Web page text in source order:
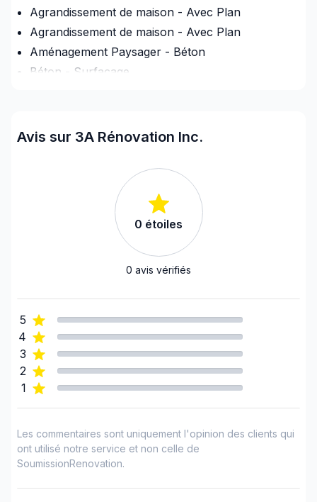
Agrandissement de maison - Avec Plan
Agrandissement de maison - Avec Plan
Aménagement Paysager - Béton
Béton - Surfacage
Drain Français
Excavation intérieure (eg: Vide sanitaire)
Infiltration - Fenêtre
Infiltration - Sous-sol
Infiltration - Toiture
Isolation - Entre-toît
Isolation - Extérieur
Rénovation Int. / Ext.
Rénovation Logement Locatif
Rénovation maison ou rdc
Rénovations - Après sinistre
Rénovations - Cuisine (avec électricité /
Rénovations - Garage
Rénovations - Général
Rénovations - Local Commercial/Bureau
Avis sur 3A Rénovation Inc.
0 étoiles
0 avis vérifiés
5
4
3
2
1
Les commentaires sont uniquement l'opinion des clients qui
ont utilisé notre service et non celle de
SoumissionRenovation.